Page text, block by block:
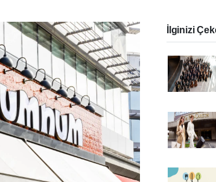
İlginizi